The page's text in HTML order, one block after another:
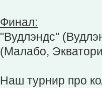
Финал:
"Вудлэндс"
(Малабо,
Наш турнир про